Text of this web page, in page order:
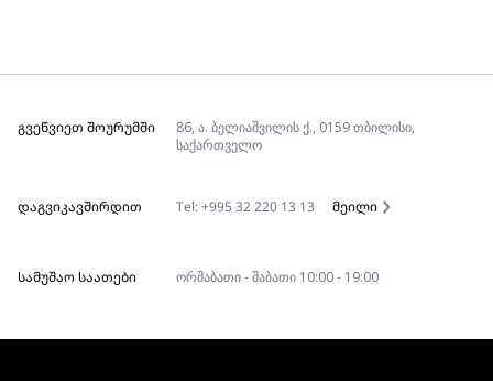
ᲒᲕᲔᲬᲕᲘᲔᲗ ᲨᲝᲣᲠᲣᲛᲨᲘ
86, ა. ბელიაშვილის ქ., 0159 თბილისი,
საქართველო
ᲓᲐᲒᲕᲘᲙᲐᲕᲨᲘᲠᲓᲘᲗ Tel: +995 32 220 13 13 მეილი
ᲡᲐᲛᲣᲨᲐᲝ ᲡᲐᲐᲗᲔᲑᲘ ორშაბათი - შაბათი 10:00 - 19:00